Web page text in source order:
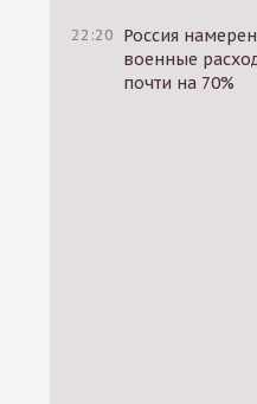
22:20 Россия
военные
почти на 70%